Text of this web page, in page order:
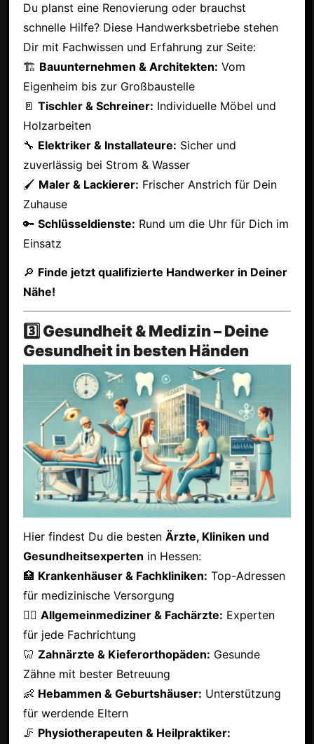
Du planst eine Renovierung oder brauchst
schnelle Hilfe? Diese Handwerksbetriebe stehen
Dir mit Fachwissen und Erfahrung zur Seite:
🏗 Bauunternehmen & Architekten: Vom
Eigenheim bis zur Großbaustelle
🚪 Tischler & Schreiner: Individuelle Möbel und
Holzarbeiten
🔧 Elektriker & Installateure: Sicher und
zuverlässig bei Strom & Wasser
🖌 Maler & Lackierer: Frischer Anstrich für Dein
Zuhause
🔑 Schlüsseldienste: Rund um die Uhr für Dich im
Einsatz
🔎 Finde jetzt qualifizierte Handwerker in Deiner
Nähe!
3️⃣ Gesundheit & Medizin – Deine
Gesundheit in besten Händen
Hier findest Du die besten Ärzte, Kliniken und
Gesundheitsexperten in Hessen:
🏥 Krankenhäuser & Fachkliniken: Top-Adressen
für medizinische Versorgung
👩‍⚕️ Allgemeinmediziner & Fachärzte: Experten
für jede Fachrichtung
🦷 Zahnärzte & Kieferorthopäden: Gesunde
Zähne mit bester Betreuung
👶 Hebammen & Geburtshäuser: Unterstützung
für werdende Eltern
🦵 Physiotherapeuten & Heilpraktiker: